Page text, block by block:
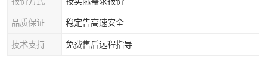
品质保证 稳定告高速安全
技术支持 免费售后远程指导